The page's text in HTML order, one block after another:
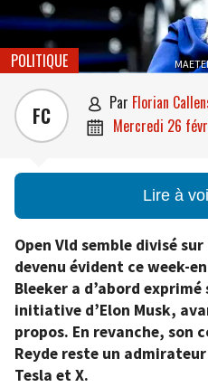
POLITIQUE
FC  par Florian
 mercredi 26
Lire à
Open Vld semble divisé
devenu évident ce week-
Bleeker a d’abord
initiative d’Elon Musk,
propos. En revanche, son
Reyde reste un
Tesla et X.